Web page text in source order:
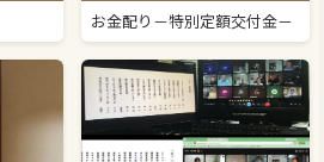
お金配り－特別定額交付金－